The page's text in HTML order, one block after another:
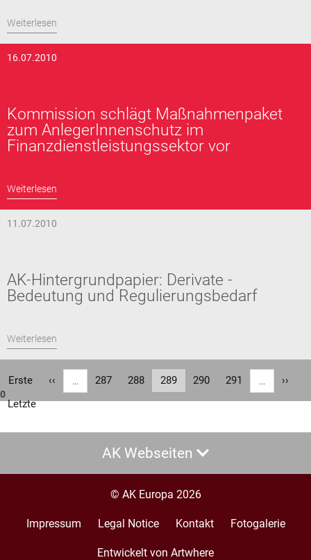
Weiterlesen
16.07.2010
Kommission schlägt Maßnahmenpaket
zum AnlegerInnenschutz im
Finanzdienstleistungssektor vor
Weiterlesen
11.07.2010
AK-Hintergrundpapier: Derivate -
Bedeutung und Regulierungsbedarf
Weiterlesen
Seitennummerierung
Erste
Erste
Vorherige
Seite
‹‹ … Seite
287 Seite
288
Aktuelle
Seite
289 Seite
290 Seite
291 …
››
Letzte
Letzte
AK Webseiten
© AK Europa 2026
Footer
Impressum Legal Notice Kontakt Fotogalerie
Entwickelt von Artwhere